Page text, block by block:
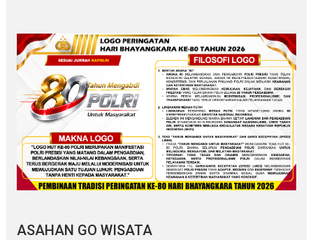
ASAHAN GO WISATA